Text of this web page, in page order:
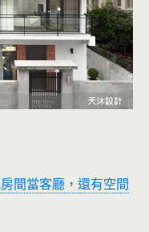
間當客廳，還有空間